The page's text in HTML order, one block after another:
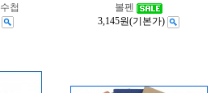
첩
볼펜
3,145원(기본가)